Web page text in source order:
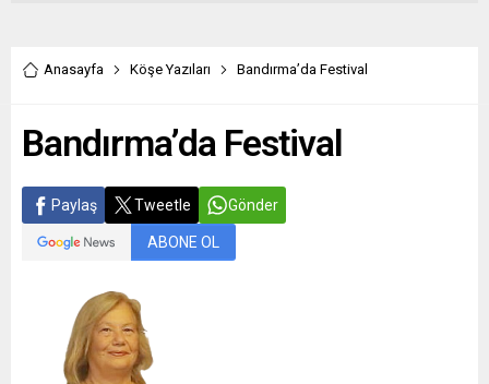
Anasayfa Köşe Yazıları Bandırma’da Festival
Bandırma’da Festival
Paylaş Tweetle Gönder
ABONE OL